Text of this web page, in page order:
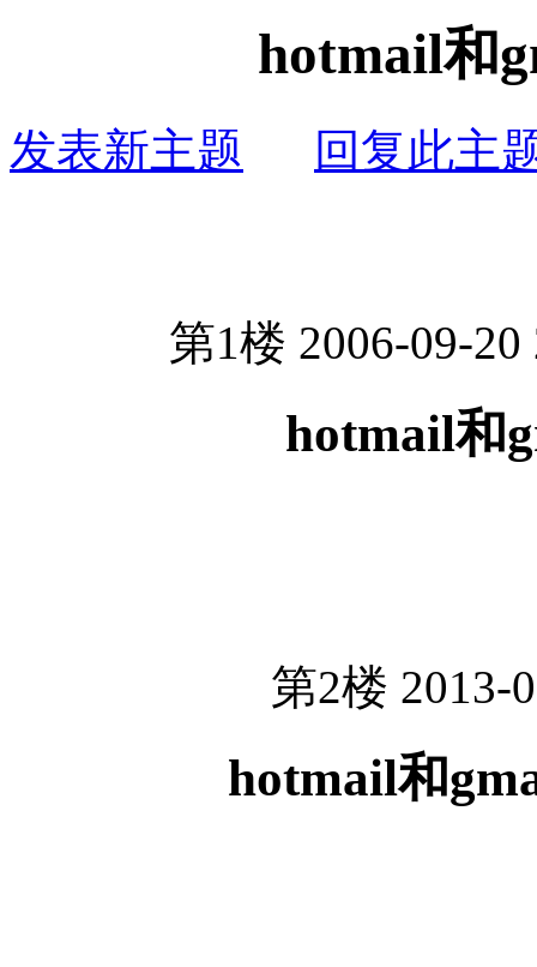
hotmail和
发表新主题 回复此主
第1楼 2006-09-
hotmail和
第2楼 2013-
hotmail和